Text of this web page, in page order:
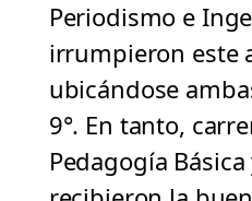
Periodismo e
irrumpieron este
ubicándose
9°. En tanto,
Pedagogía